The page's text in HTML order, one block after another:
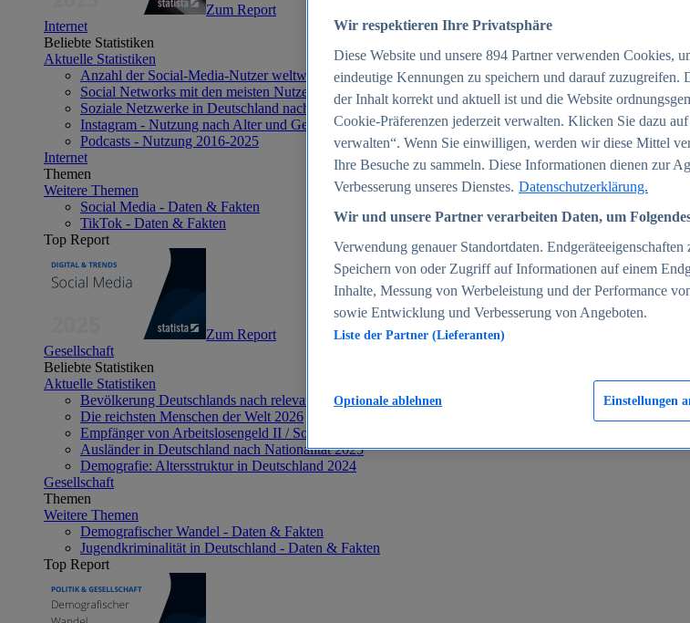
Zum Report
Internet
Beliebte Statistiken
Aktuelle Statistiken
Anzahl der Social-Media-Nutzer weltweit 2012-2025
Social Networks mit den meisten Nutzern weltweit 2025
Soziale Netzwerke in Deutschland nach Generationen 2025
Instagram - Nutzung nach Alter und Geschlecht in Deutschland 2025
Podcasts - Nutzung 2016-2025
Internet
Themen
Weitere Themen
Social Media - Daten & Fakten
TikTok - Daten & Fakten
Top Report
Zum Report
Gesellschaft
Beliebte Statistiken
Aktuelle Statistiken
Bevölkerung Deutschlands nach relevanten Altersgruppen 2024
Die reichsten Menschen der Welt 2026
Empfänger von Arbeitslosengeld II / Sozialgeld / Bürgergeld in Deutschland 2005-2025
Ausländer in Deutschland nach Nationalität 2025
Demografie: Altersstruktur in Deutschland 2024
Gesellschaft
Themen
Weitere Themen
Demografischer Wandel - Daten & Fakten
Jugendkriminalität in Deutschland - Daten & Fakten
Top Report
Wir respektieren Ihre Privatsphäre
Diese Website und unsere 894 Partner verwenden Cookies,
eindeutige Kennungen zu speichern und darauf zuzugreifen.
der Inhalt korrekt und aktuell ist und die Website
Cookie-Präferenzen jederzeit verwalten. Klicken Sie dazu
verwalten“. Wenn Sie einwilligen, werden wir diese Mittel
Ihre Besuche zu sammeln. Diese Informationen dienen zur
Verbesserung unseres Dienstes. Datenschutzerklärung.
Wir und unsere Partner verarbeiten Daten, um
Verwendung genauer Standortdaten.
Speichern von oder Zugriff auf Informationen auf einem
Inhalte, Messung von Werbeleistung und der Performance
sowie Entwicklung und Verbesserung von Angeboten.
Liste der Partner (Lieferanten)
Einstellungen
Optionale ablehnen